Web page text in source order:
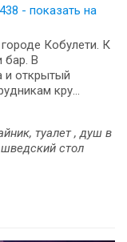
- показать на
Кобулети. К
бар. В
и открытый
кру...
туалет , душ в
стол